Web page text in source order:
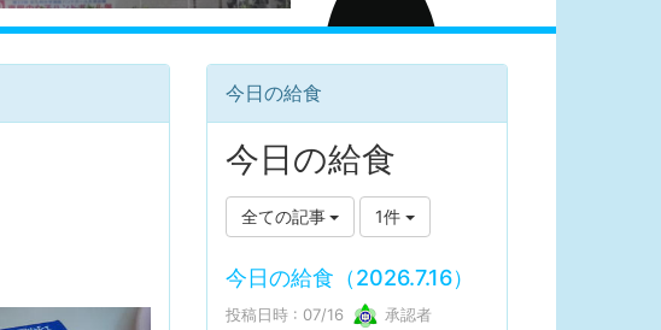
今日の給食
今日の給食
全ての記事 1件
今日の給食（2026.7.16）
投稿日時 : 07/16 承認者